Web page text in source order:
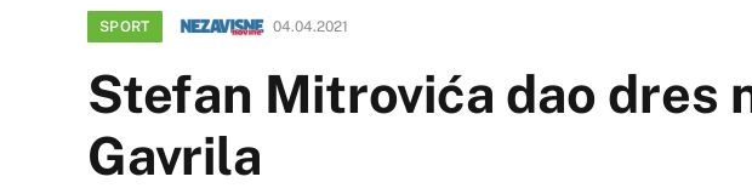
SPORT 04.04.2021
Stefan Mitrovića dao dres
Gavrila